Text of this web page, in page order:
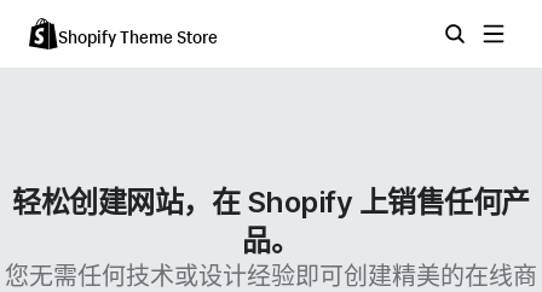
Shopify Theme Store
轻松创建网站，在 Shopify 上销售任何产
品。
您无需任何技术或设计经验即可创建精美的在线商